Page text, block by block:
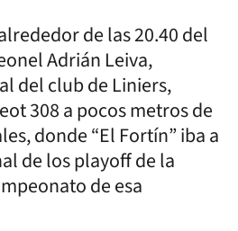
de las 20.40 del
Adrián Leiva,
del club de Liniers,
308 a pocos metros de
donde “El Fortín” iba a
de los playoff de la
de esa